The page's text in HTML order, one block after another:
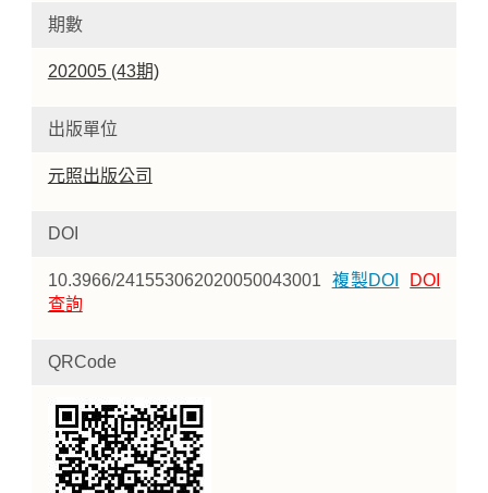
期數
202005 (43期)
出版單位
元照出版公司
DOI
10.3966/241553062020050043001 複製DOI
DOI
查詢
QRCode